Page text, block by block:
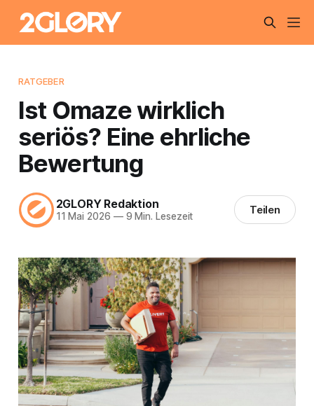
RATGEBER
Ist Omaze wirklich
seriös? Eine ehrliche
Bewertung
2GLORY Redaktion
11 Mai 2026 —9 Min. Lesezeit Teilen